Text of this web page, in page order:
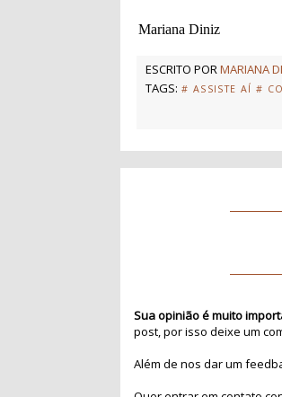
Mariana Diniz
ESCRITO PORMARIANA
TAGS: # ASSISTE AÍ #
Sua opinião é muito
post, por isso deixe um
Além de nos dar um